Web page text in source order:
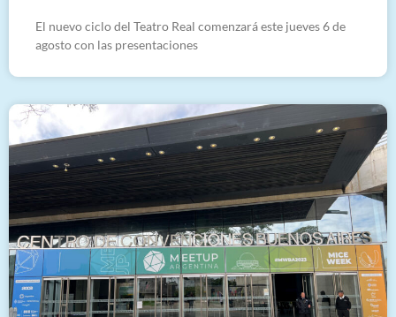
El nuevo ciclo del Teatro Real comenzará este jueves 6 de
agosto con las presentaciones